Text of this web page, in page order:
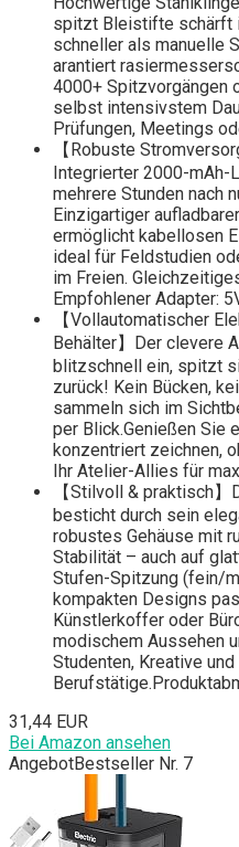
spitzt Bleistifte schärft
schneller als manuelle
arantiert
4000+ Spitzvorgängen
selbst intensivstem
Prüfungen, Meetings
【Robuste
Integrierter 2000-
mehrere Stunden nach
Einzigartiger
ermöglicht kabellosen
ideal für Feldstudien
im Freien.
Empfohlener Adapter:
【Vollautomatischer
Behälter】Der clevere
blitzschnell ein, spitzt
zurück! Kein Bücken,
sammeln sich im
per Blick.Genießen Sie
konzentriert zeichnen,
Ihr Atelier-Allies für
【Stilvoll & praktisch
besticht durch sein
robustes Gehäuse mit
Stabilität – auch auf
Stufen-Spitzung (fein/
kompakten Designs
Künstlerkoffer oder
modischem Aussehen
Studenten, Kreative und
31,44 EUR
Bei Amazon ansehen
AngebotBestseller Nr. 7